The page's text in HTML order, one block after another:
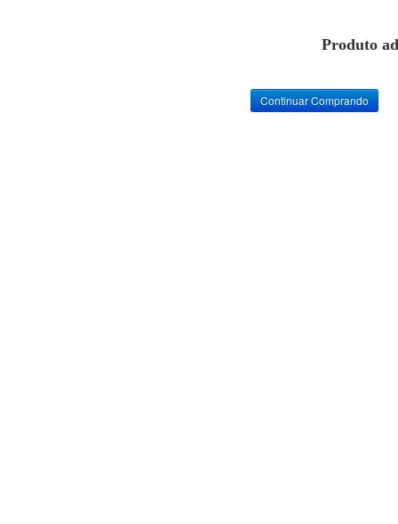
Produto
Continuar Comprando